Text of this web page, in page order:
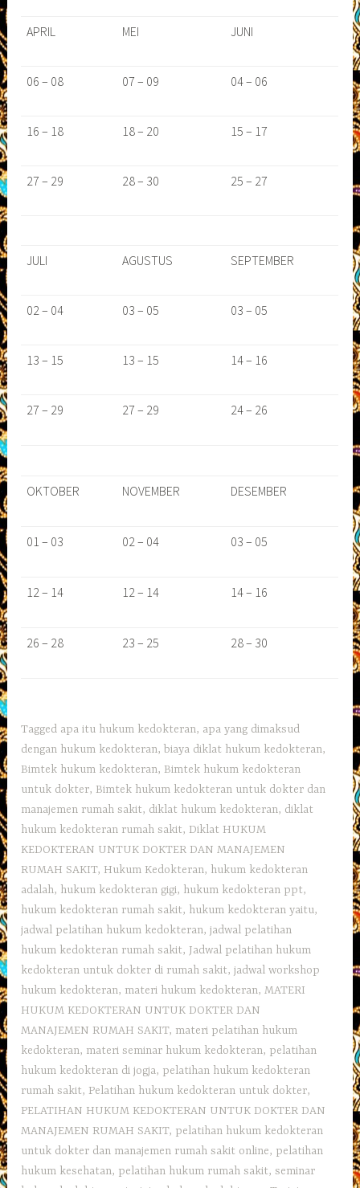
APRIL MEI JUNI
06 – 08 07 – 09 04 – 06
16 – 18 18 – 20 15 – 17
27 – 29 28 – 30 25 – 27
JULI AGUSTUS SEPTEMBER
02 – 04 03 – 05 03 – 05
13 – 15 13 – 15 14 – 16
27 – 29 27 – 29 24 – 26
OKTOBER NOVEMBER DESEMBER
01 – 03 02 – 04 03 – 05
12 – 14 12 – 14 14 – 16
26 – 28 23 – 25 28 – 30
Tagged apa itu hukum kedokteran, apa yang dimaksud
dengan hukum kedokteran, biaya diklat hukum kedokteran,
Bimtek hukum kedokteran, Bimtek hukum kedokteran
untuk dokter, Bimtek hukum kedokteran untuk dokter dan
manajemen rumah sakit, diklat hukum kedokteran, diklat
hukum kedokteran rumah sakit,Diklat HUKUM
KEDOKTERAN UNTUK DOKTER DAN MANAJEMEN
RUMAH SAKIT, Hukum Kedokteran, hukum kedokteran
adalah, hukum kedokteran gigi, hukum kedokteran ppt,
hukum kedokteran rumah sakit, hukum kedokteran yaitu,
jadwal pelatihan hukum kedokteran,jadwal pelatihan
hukum kedokteran rumah sakit, Jadwal pelatihan hukum
kedokteran untuk dokter di rumah sakit,jadwal workshop
hukum kedokteran, materi hukum kedokteran,MATERI
HUKUM KEDOKTERAN UNTUK DOKTER DAN
MANAJEMEN RUMAH SAKIT, materi pelatihan hukum
kedokteran, materi seminar hukum kedokteran, pelatihan
hukum kedokteran di jogja, pelatihan hukum kedokteran
rumah sakit, Pelatihan hukum kedokteran untuk dokter,
PELATIHAN HUKUM KEDOKTERAN UNTUK DOKTER DAN
MANAJEMEN RUMAH SAKIT, pelatihan hukum kedokteran
untuk dokter dan manajemen rumah sakit online, pelatihan
hukum kesehatan, pelatihan hukum rumah sakit,seminar